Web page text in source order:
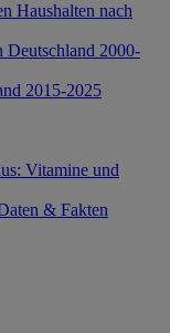
Haushalten nach
Deutschland 2000-
2015-2025
Vitamine und
& Fakten